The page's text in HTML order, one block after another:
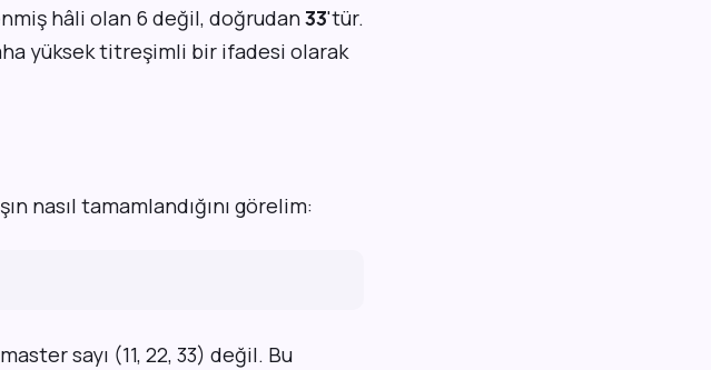
hâli olan 6 değil, doğrudan33'tür.
yüksek titreşimli bir ifadesi olarak
nasıl tamamlandığını görelim:
sayı (11, 22, 33) değil. Bu